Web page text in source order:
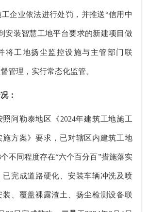
企业依法进行处罚，并推送“信用中
安装智慧工地平台要求的新建项目做
将工地扬尘监控设施与主管部门联
管理，实行常态化监管。
：
照阿勒泰地区《2024年建筑工地施工
施方案》要求，已对辖区内建筑工地
不同程度存在“六个百分百”措施落实
已完成道路硬化、安装车辆冲洗及喷
装、覆盖裸露渣土、扬尘检测设备联